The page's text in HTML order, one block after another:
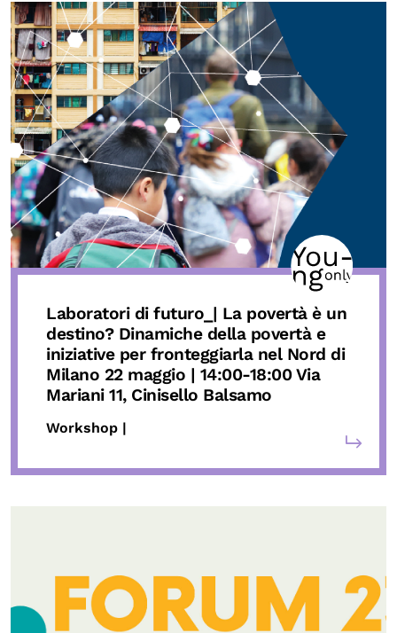
Laboratori di futuro_ | La povertà è un
destino? Dinamiche della povertà e
iniziative per fronteggiarla nel Nord di
Milano 22 maggio | 14:00-18:00 Via
Mariani 11, Cinisello Balsamo
Workshop |